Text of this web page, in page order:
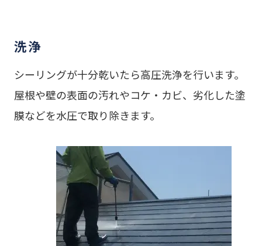
洗浄
シーリングが十分乾いたら高圧洗浄を行います。
屋根や壁の表面の汚れやコケ・カビ、劣化した塗
膜などを水圧で取り除きます。